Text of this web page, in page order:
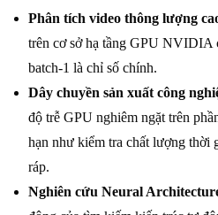
Phân tích video thông lượng
trên cơ sở hạ tầng GPU NVIDIA
batch-1 là chỉ số chính.
Dây chuyền sản xuất công
độ trễ GPU nghiêm ngặt trên
hạn như kiểm tra chất lượng thời
ráp.
Nghiên cứu Neural